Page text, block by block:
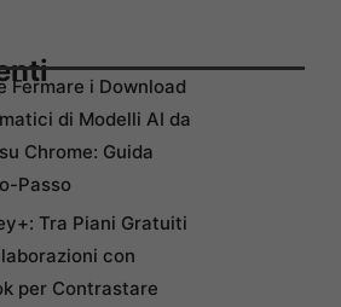
Fermare i Download
di Modelli AI da
Chrome: Guida
Passo
Tra Piani Gratuiti
con
per Contrastare